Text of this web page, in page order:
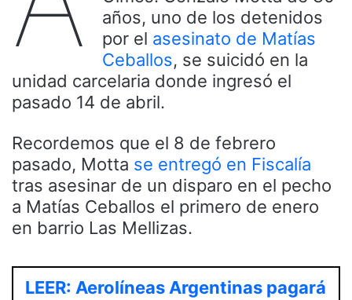
años, uno de los detenidos
por el asesinato de Matías
Ceballos, se suicidó en la
unidad carcelaria donde ingresó el
pasado 14 de abril.
Recordemos que el 8 de febrero
pasado, Motta se entregó en Fiscalía
tras asesinar de un disparo en el pecho
a Matías Ceballos el primero de enero
en barrio Las Mellizas.
LEER: Aerolíneas Argentinas pagará